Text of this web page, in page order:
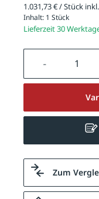
1.031,73 € / Stück
Inhalt: 1 Stück
Lieferzeit 30
Produkt
Zum